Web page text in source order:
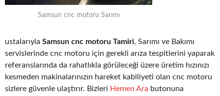
Samsun cnc motoru Sarımı
ustalarıyla Samsun cnc motoru Tamiri, Sarımı ve Bakımı
servislerinde cnc motoru için gerekli arıza tespitlerini yaparak
referanslarında da rahatlıkla görüleceği üzere üretim hızınızı
kesmeden makinalarınızın hareket kabiliyeti olan cnc motoru
sizlere güvenle ulaştırır. Bizleri Hemen Ara butonuna